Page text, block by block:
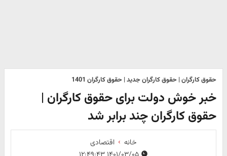
حقوق کارگران | حقوق کارگران جدید | حقوق کارگران 1401
خبر خوش دولت برای حقوق کارگران |
حقوق کارگران چند برابر شد
خانه
اقتصادی